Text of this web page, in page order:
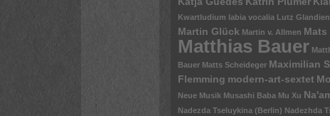
Kwartludium labia vocalia Lutz Glandien
Martin Glück Martin v. Allmen Mats
Matthias Bauer
Bauer Matts Scheideger Maximilian
Flemming modern-art-sextet
Neue Musik Musashi Baba Mu Xu
Nadezda Tseluykina (Berlin) Nadezhda